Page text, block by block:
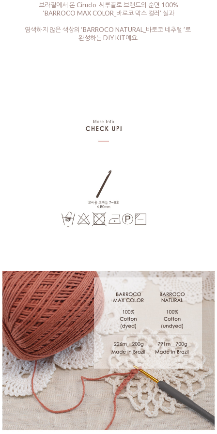
브라질에서 온 Ciruclo_씨루끌로 브랜드의 순면 100%
‘BARROCO MAX COLOR_바로코 막스 컬러’ 실과
염색하지 않은 색상의 ‘BARROCO NATURAL_바로코 네추럴 ’로
완성하는 DIY KIT예요.